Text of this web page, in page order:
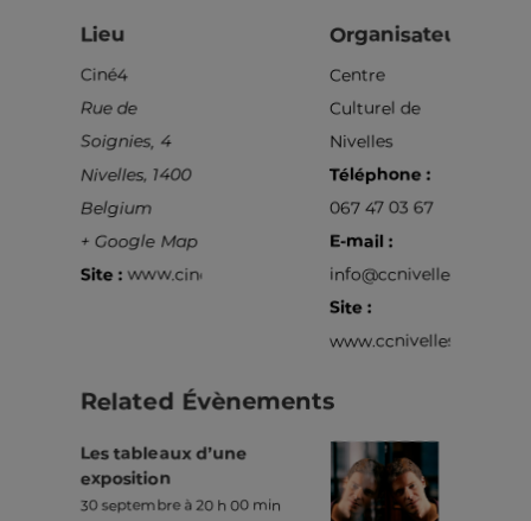
Lieu
Ciné4
Rue de
Soignies, 4
Nivelles, 1400
Belgium
+ Google Map
Site : www.cine4.be
Organisateur
Centre
Culturel de
Nivelles
Téléphone :
067 47 03 67
E-mail :
info@ccnivelles.be
Site :
www.ccnivelles.be
Related Évènements
Les tableaux d’une
exposition
30 septembre à 20 h 00 min